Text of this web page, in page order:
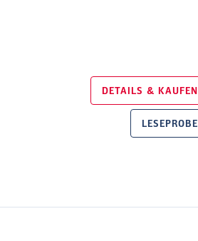
DETAILS & KAUFEN
LESEPROBE